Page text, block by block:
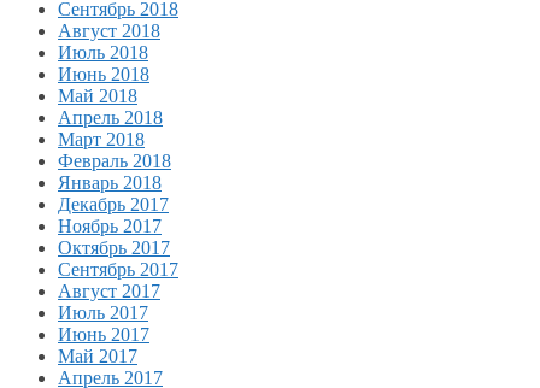
Сентябрь 2018
Август 2018
Июль 2018
Июнь 2018
Май 2018
Апрель 2018
Март 2018
Февраль 2018
Январь 2018
Декабрь 2017
Ноябрь 2017
Октябрь 2017
Сентябрь 2017
Август 2017
Июль 2017
Июнь 2017
Май 2017
Апрель 2017